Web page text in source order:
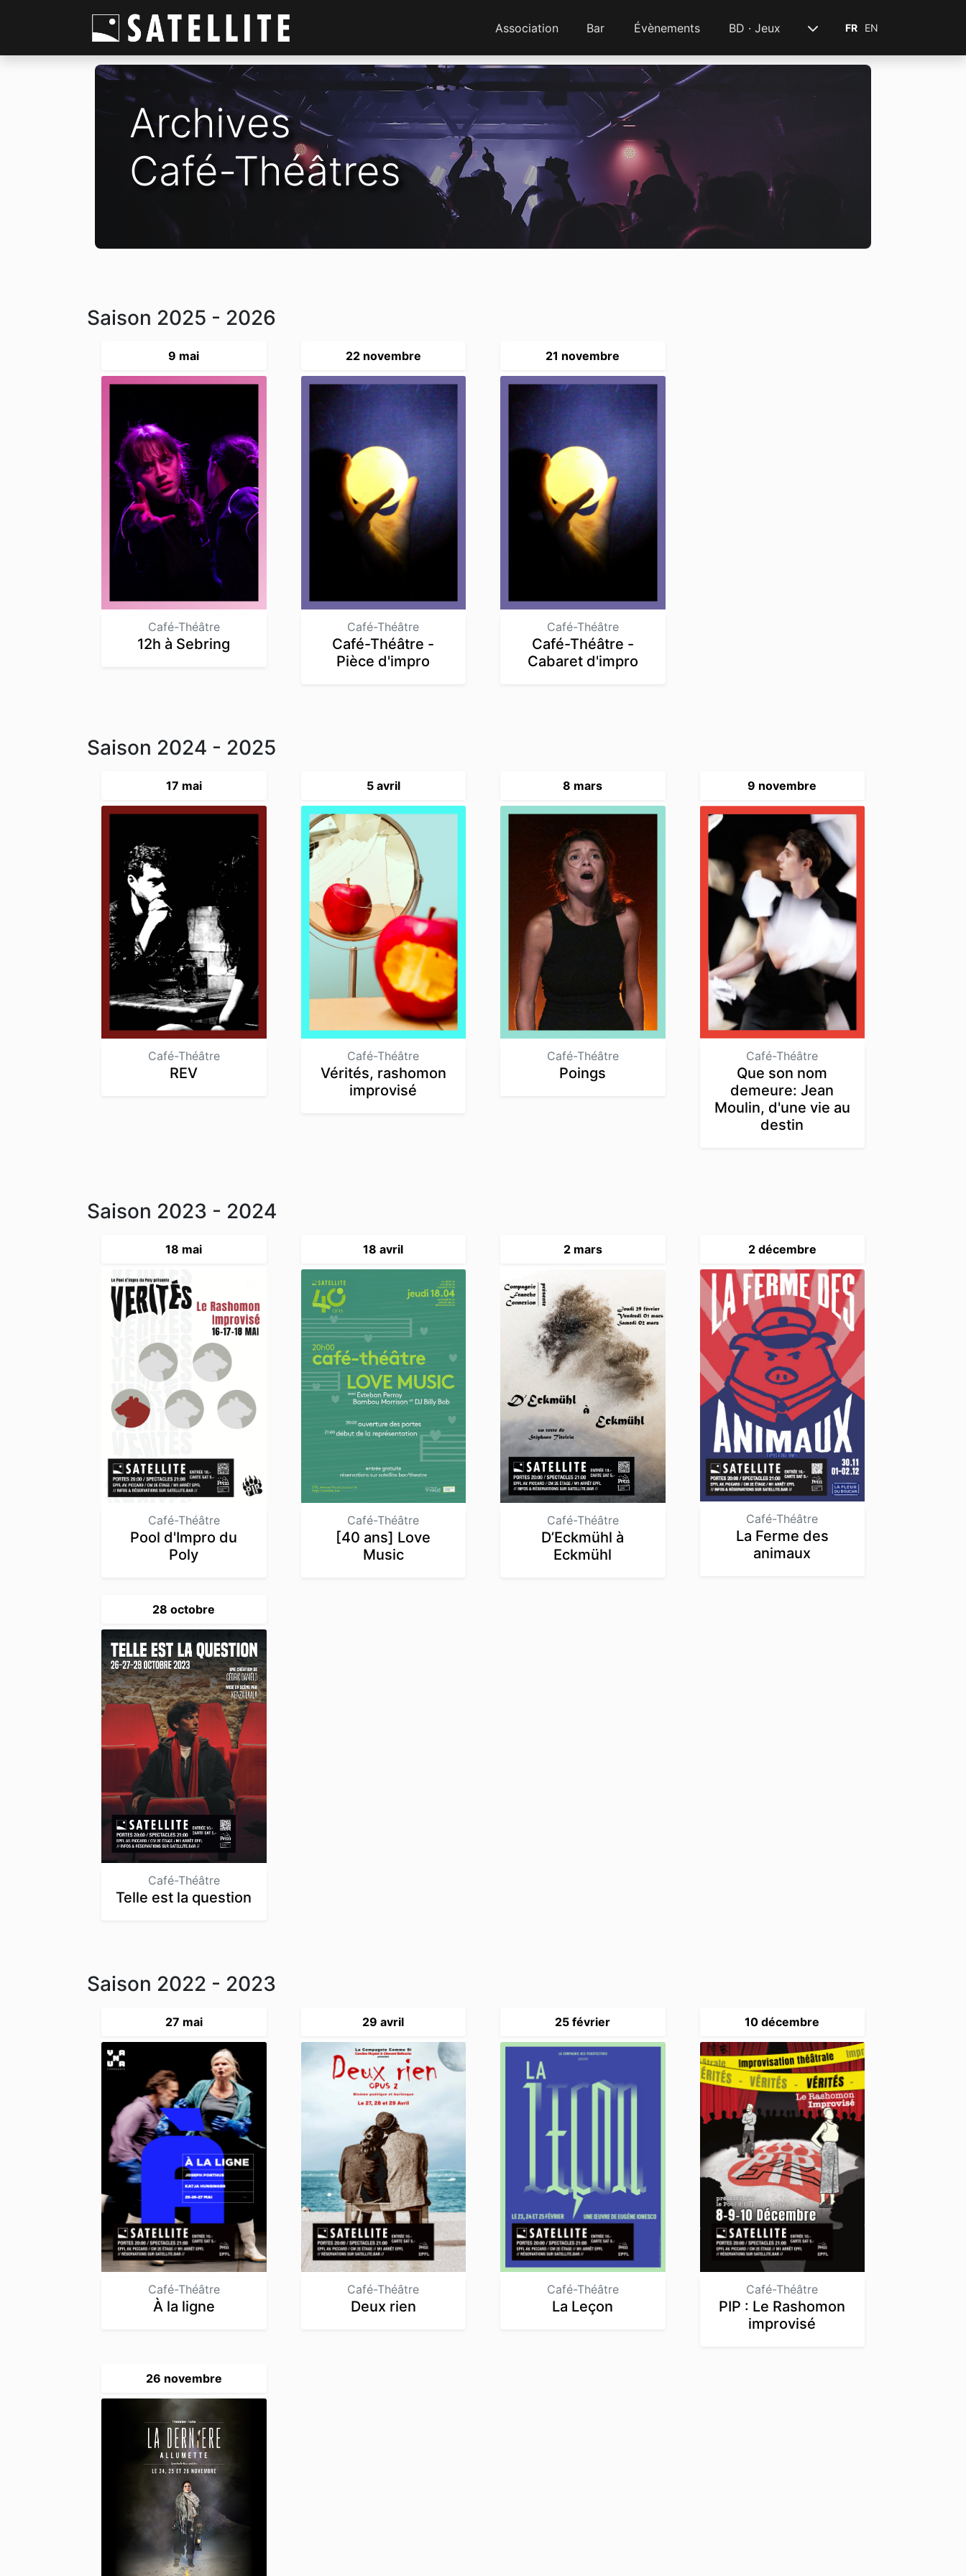
FR EN
Association Bar Évènements BD · Jeux
Archives
Café-Théâtres
Saison 2025 - 2026
9 mai
Café-Théâtre
12h à Sebring
22 novembre
Café-Théâtre
Café-Théâtre -
Pièce d'impro
21 novembre
Café-Théâtre
Café-Théâtre -
Cabaret d'impro
Saison 2024 - 2025
17 mai
Café-Théâtre
REV
5 avril
Café-Théâtre
Vérités, rashomon
improvisé
8 mars
Café-Théâtre
Poings
9 novembre
Café-Théâtre
Que son nom
demeure: Jean
Moulin, d'une vie au
destin
Saison 2023 - 2024
18 mai
Café-Théâtre
Pool d'Impro du
Poly
18 avril
Café-Théâtre
[40 ans] Love
Music
2 mars
Café-Théâtre
D’Eckmühl à
Eckmühl
2 décembre
Café-Théâtre
La Ferme des
animaux
28 octobre
Café-Théâtre
Telle est la question
Saison 2022 - 2023
27 mai
Café-Théâtre
À la ligne
29 avril
Café-Théâtre
Deux rien
25 février
Café-Théâtre
La Leçon
10 décembre
Café-Théâtre
PIP : Le Rashomon
improvisé
26 novembre